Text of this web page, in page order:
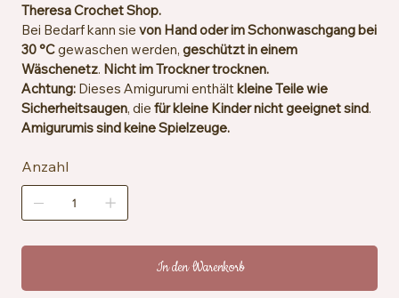
Theresa Crochet Shop.
Bei Bedarf kann sie von Hand oder im Schonwaschgang bei
30 °Cgewaschen werden, geschützt in einem
Wäschenetz. Nicht im Trockner trocknen.
Achtung:Dieses Amigurumi enthält kleine Teile wie
Sicherheitsaugen, die für kleine Kinder nicht geeignet sind.
Amigurumis sind keine Spielzeuge.
Anzahl
In den Warenkorb